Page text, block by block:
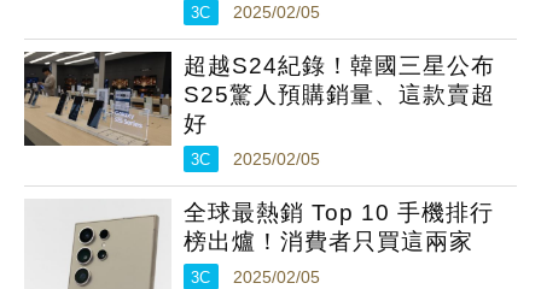
3C 2025/02/05
超越S24紀錄！韓國三星公布
S25驚人預購銷量、這款賣超
好
3C 2025/02/05
全球最熱銷 Top 10 手機排行
榜出爐！消費者只買這兩家
3C 2025/02/05